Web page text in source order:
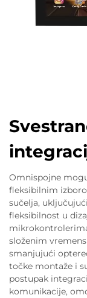
Omnispojne
fleksibilnim
sučelja,
fleksibilnost u
složenim
smanjujući
točke montaže i
postupak
komunikacije,